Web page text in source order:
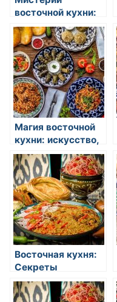
восточной кухни:
откройте для себя
удивительный мир
вкусов и ароматов
Магия восточной
кухни: искусство,
вкус и традиции
Восточная кухня:
Секреты
приготовления
изысканных блюд